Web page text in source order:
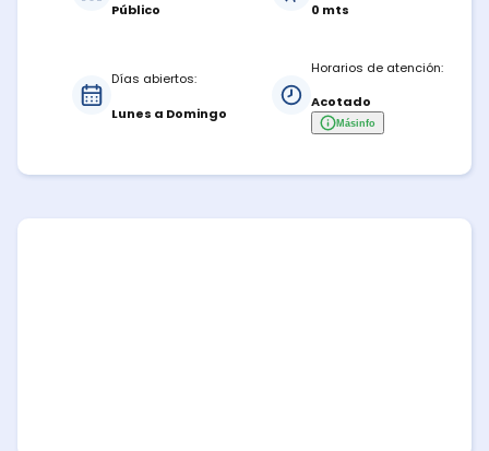
Público
0 mts
Días abiertos:
Lunes a Domingo
Horarios de atención:
Acotado
Másinfo